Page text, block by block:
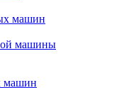
машин
машины
машин